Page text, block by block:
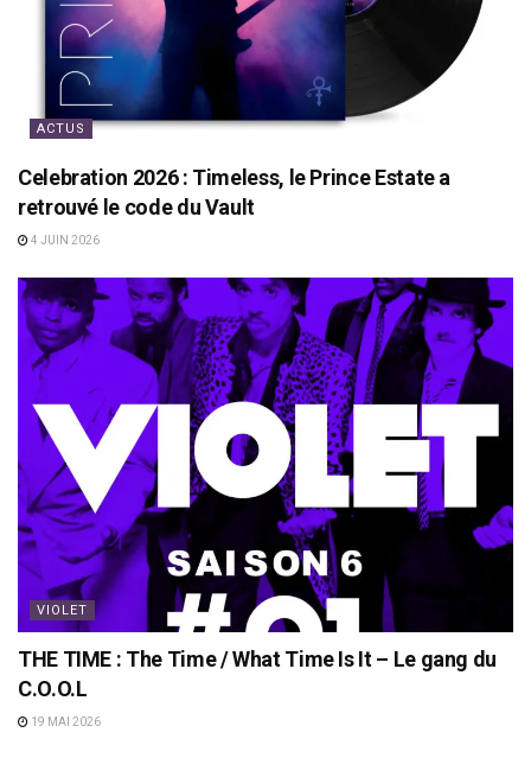
ACTUS
Celebration 2026 : Timeless, le Prince Estate a
retrouvé le code du Vault
4 JUIN 2026
VIOLET
THE TIME : The Time / What Time Is It – Le gang du
C.O.O.L
19 MAI 2026